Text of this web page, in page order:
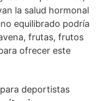
la salud hormonal
equilibrado podría
frutas, frutos
ofrecer este
deportistas